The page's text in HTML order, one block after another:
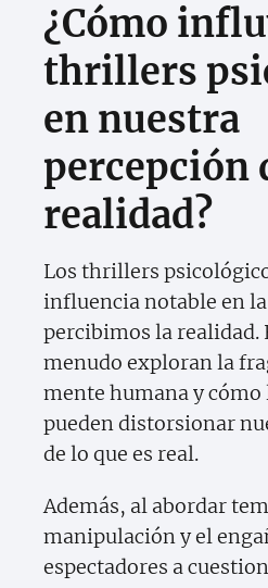
¿Cómo
thrillers
en nuestra
percepción
realidad?
Los thrillers
influencia notable en
percibimos la realidad.
menudo exploran la
mente humana y cómo
pueden distorsionar
de lo que es real.
Además, al abordar
manipulación y el
espectadores a